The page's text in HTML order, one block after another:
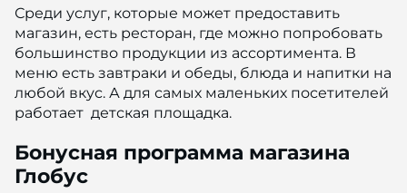
Среди услуг, которые может предоставить
магазин, есть ресторан, где можно попробовать
большинство продукции из ассортимента. В
меню есть завтраки и обеды, блюда и напитки на
любой вкус. А для самых маленьких посетителей
работает детская площадка.
Бонусная программа магазина
Глобус